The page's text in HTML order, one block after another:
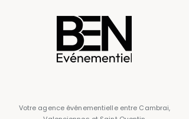
Votre agence événementielle entre Cambrai,